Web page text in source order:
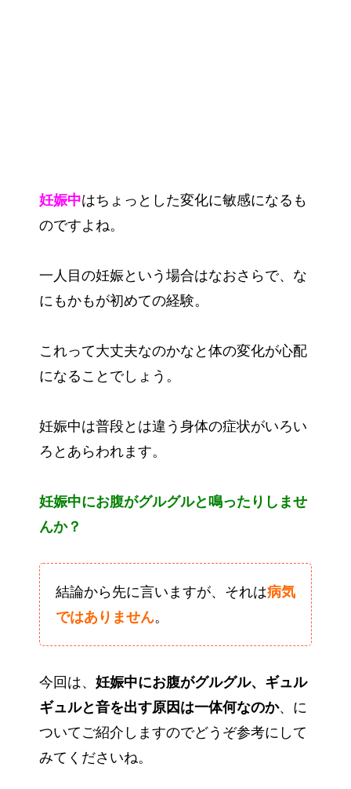
妊娠中はちょっとした変化に敏感になるも
のですよね。
一人目の妊娠という場合はなおさらで、な
にもかもが初めての経験。
これって大丈夫なのかなと体の変化が心配
になることでしょう。
妊娠中は普段とは違う身体の症状がいろい
ろとあらわれます。
妊娠中にお腹がグルグルと鳴ったりしませ
んか？
結論から先に言いますが、それは病気
ではありません。
今回は、 妊娠中にお腹がグルグル、ギュル
ギュルと音を出す原因は一体何なのか、に
ついてご紹介しますのでどうぞ参考にして
みてくださいね。